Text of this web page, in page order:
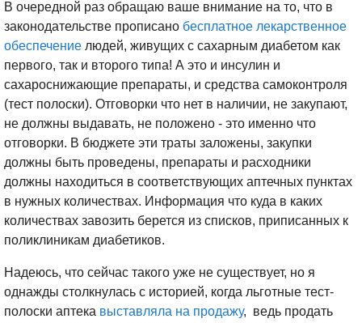
В очередной раз обращаю ваше внимание на то, что в
законодательстве прописано бесплатное лекарственное
обеспечение людей, живущих с сахарным диабетом как
первого, так и второго типа! А это и инсулин и
сахароснижающие препараты, и средства самоконтроля
(тест полоски). Отговорки что нет в наличии, не закупают,
не должны выдавать, не положено - это именно что
отговорки. В бюджете эти траты заложены, закупки
должны быть проведены, препараты и расходники
должны находиться в соответствующих аптечных пунктах
в нужных количествах. Информация что куда в каких
количествах завозить берется из списков, приписанных к
поликлиникам диабетиков.
Надеюсь, что сейчас такого уже не существует, но я
однажды столкнулась с историей, когда льготные тест-
полоски аптека выставляла на продажу, ведь продать